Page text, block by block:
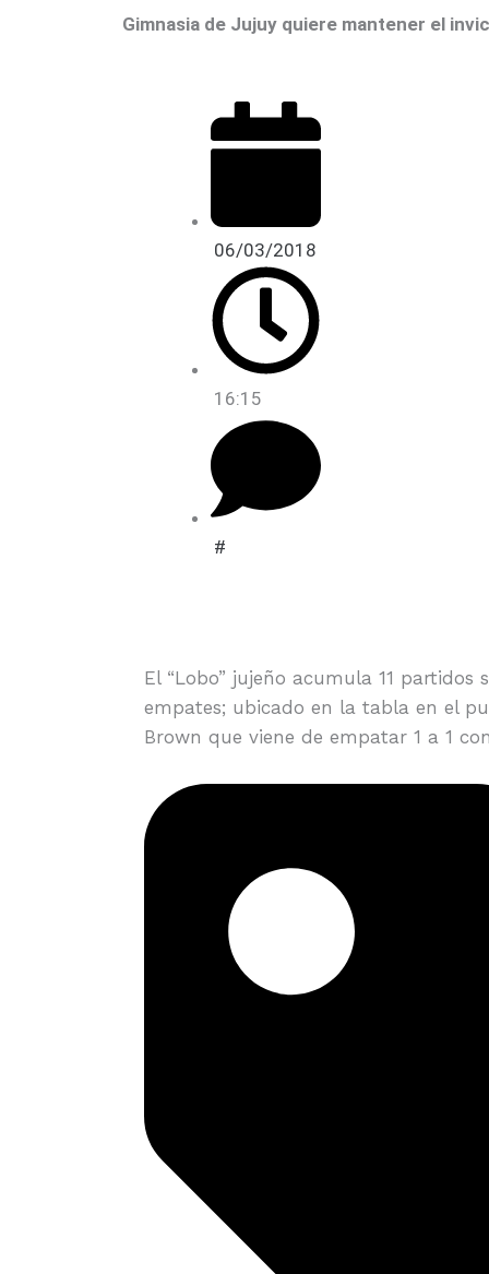
Gimnasia de Jujuy quiere mantener el
06/03/2018
16:15
#
El “Lobo” jujeño acumula 11
empates; ubicado en la tabla en el
Brown que viene de empatar 1 a 1